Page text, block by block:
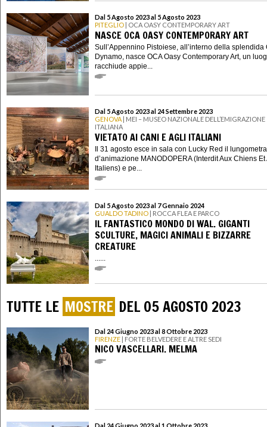
Dal 5 Agosto 2023 al 5 Agosto 2023
PITEGLIO | OCA OASY CONTEMPORARY ART
NASCE OCA OASY CONTEMPORARY ART
Sull’Appennino Pistoiese, all’interno della splendida
Dynamo, nasce OCA Oasy Contemporary Art, un
racchiude appie...
Dal 5 Agosto 2023 al 24 Settembre 2023
GENOVA | MEI – MUSEO NAZIONALE DELL’EMIGRAZIONE
ITALIANA
VIETATO AI CANI E AGLI ITALIANI
Il 31 agosto esce in sala con Lucky Red il
d’animazione MANODOPERA (Interdit Aux Chiens Et
Italiens) e pe...
Dal 5 Agosto 2023 al 7 Gennaio 2024
GUALDO TADINO | ROCCA FLEA E PARCO
IL FANTASTICO MONDO DI WAL. GIGANTI
SCULTURE, MAGICI ANIMALI E BIZZARRE
CREATURE
TUTTE LE MOSTRE DEL 05 AGOSTO 2023
Dal 24 Giugno 2023 al 8 Ottobre 2023
FIRENZE | FORTE BELVEDERE E ALTRE SEDI
NICO VASCELLARI. MELMA
Dal 24 Giugno 2023 al 1 Ottobre 2023